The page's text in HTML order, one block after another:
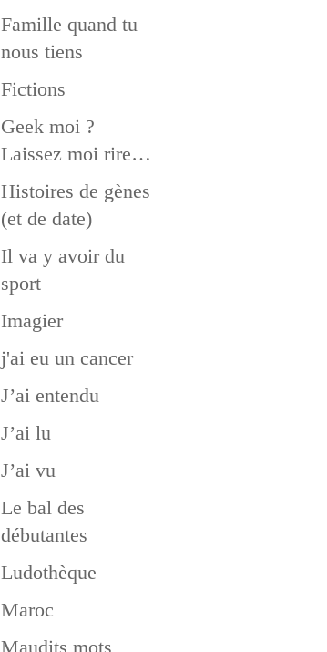
Famille quand tu
nous tiens
Fictions
Geek moi ?
Laissez moi rire…
Histoires de gènes
(et de date)
Il va y avoir du
sport
Imagier
j'ai eu un cancer
J’ai entendu
J’ai lu
J’ai vu
Le bal des
débutantes
Ludothèque
Maroc
Maudits mots